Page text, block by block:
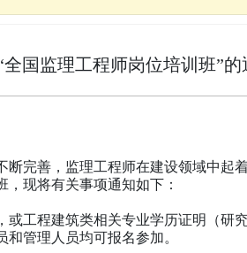
全国监理工程师岗位培训班”的
完善，监理工程师在建设领域中起
现将有关事项通知如下：
或工程建筑类相关专业学历证明（研
管理人员均可报名参加。